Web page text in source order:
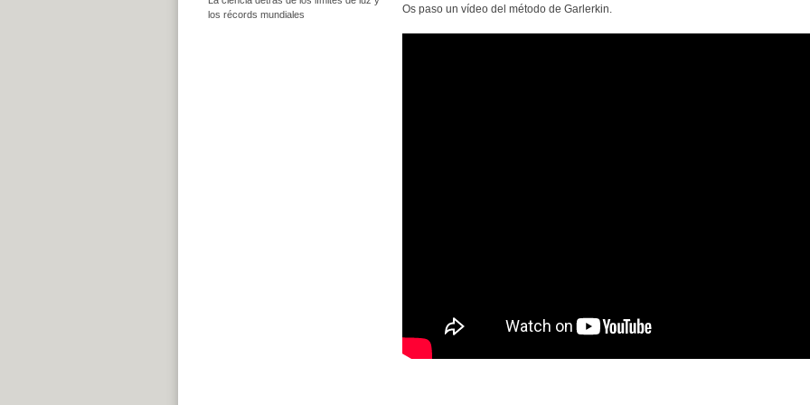
Os paso un vídeo del método de Garlerkin.
los récords mundiales